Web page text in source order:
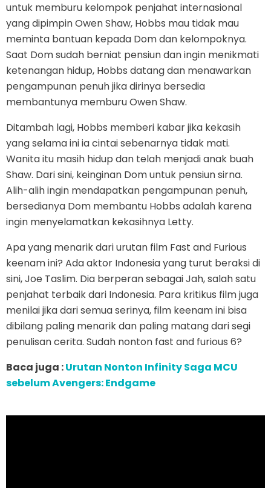
untuk memburu kelompok penjahat internasional
yang dipimpin Owen Shaw, Hobbs mau tidak mau
meminta bantuan kepada Dom dan kelompoknya.
Saat Dom sudah berniat pensiun dan ingin menikmati
ketenangan hidup, Hobbs datang dan menawarkan
pengampunan penuh jika dirinya bersedia
membantunya memburu Owen Shaw.
Ditambah lagi, Hobbs memberi kabar jika kekasih
yang selama ini ia cintai sebenarnya tidak mati.
Wanita itu masih hidup dan telah menjadi anak buah
Shaw. Dari sini, keinginan Dom untuk pensiun sirna.
Alih-alih ingin mendapatkan pengampunan penuh,
bersedianya Dom membantu Hobbs adalah karena
ingin menyelamatkan kekasihnya Letty.
Apa yang menarik dari urutan film Fast and Furious
keenam ini? Ada aktor Indonesia yang turut beraksi di
sini, Joe Taslim. Dia berperan sebagai Jah, salah satu
penjahat terbaik dari Indonesia. Para kritikus film juga
menilai jika dari semua serinya, film keenam ini bisa
dibilang paling menarik dan paling matang dari segi
penulisan cerita. Sudah nonton fast and furious 6?
Baca juga :Urutan Nonton Infinity Saga MCU
sebelum Avengers: Endgame